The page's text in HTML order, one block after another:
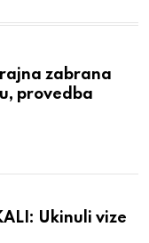
zabrana
provedba
Ukinuli vize